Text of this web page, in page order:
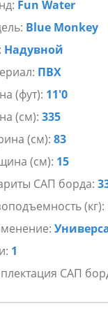
Лиш, Чехол для
Fun Water
Blue Monkey
Надувной
ПВХ
(фут): 11'0
(см): 335
(см): 83
(см): 15
САП борда:
(кг):
1
САП